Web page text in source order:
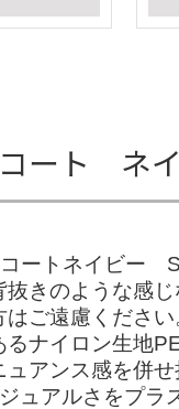
コート
ートネイビー
きのような感
ご遠慮くださ
ナイロン生地
アンス感を併
ュアルさをプ